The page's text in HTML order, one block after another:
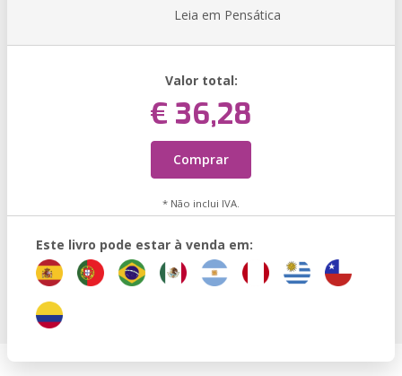
Leia em Pensática
Valor total:
€ 36,28
Comprar
* Não inclui IVA.
Este livro pode estar à venda em: